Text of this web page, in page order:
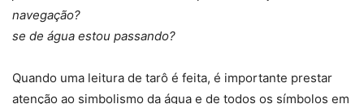
navegação?
se de água estou passando?
Quando uma leitura de tarô é feita, é importante prestar
atenção ao simbolismo da água e de todos os símbolos em